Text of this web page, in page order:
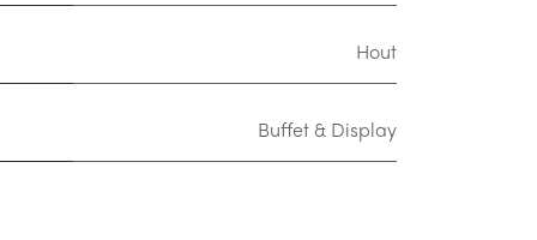
Hout
Buffet & Display